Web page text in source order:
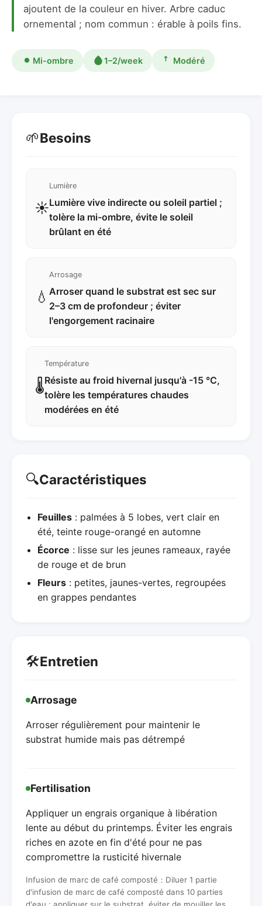
ajoutent de la couleur en hiver. Arbre caduc
ornemental ; nom commun : érable à poils fins.
Mi-ombre 1–2/week Modéré
🌱Besoins
☀️
Lumière
Lumière vive indirecte ou soleil partiel ;
tolère la mi-ombre, évite le soleil
brûlant en été
💧
Arrosage
Arroser quand le substrat est sec sur
2–3 cm de profondeur ; éviter
l'engorgement racinaire
🌡️
Température
Résiste au froid hivernal jusqu'à -15 °C,
tolère les températures chaudes
modérées en été
🔍Caractéristiques
Feuilles : palmées à 5 lobes, vert clair en
été, teinte rouge-orangé en automne
Écorce : lisse sur les jeunes rameaux, rayée
de rouge et de brun
Fleurs : petites, jaunes-vertes, regroupées
en grappes pendantes
🛠️Entretien
Arrosage
Arroser régulièrement pour maintenir le
substrat humide mais pas détrempé
Fertilisation
Appliquer un engrais organique à libération
lente au début du printemps. Éviter les engrais
riches en azote en fin d'été pour ne pas
compromettre la rusticité hivernale
Infusion de marc de café composté：Diluer 1 partie
d'infusion de marc de café composté dans 10 parties
d'eau ; appliquer sur le substrat, éviter de mouiller les